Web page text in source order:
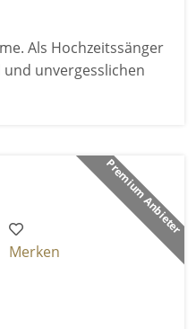
Als Hochzeitssänger
unvergesslichen
Premium Anbieter
Merken